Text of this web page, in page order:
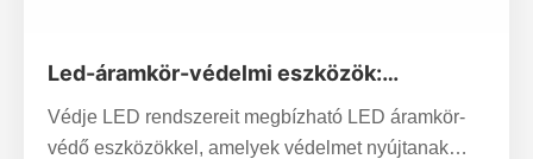
Led-áramkör-védelmi eszközök:
kulcsfogalmak és áttekintés
Védje LED rendszereit megbízható LED áramkör-
védő eszközökkel, amelyek védelmet nyújtanak